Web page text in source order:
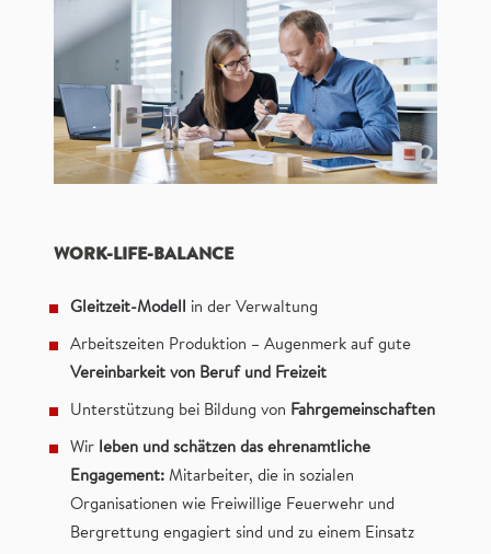
WORK-LIFE-BALANCE
Gleitzeit-Modell in der Verwaltung
Arbeitszeiten Produktion – Augenmerk auf gute
Vereinbarkeit von Beruf und Freizeit
Unterstützung bei Bildung von Fahrgemeinschaften
Wir leben und schätzen das ehrenamtliche
Engagement: Mitarbeiter, die in sozialen
Organisationen wie Freiwillige Feuerwehr und
Bergrettung engagiert sind und zu einem Einsatz